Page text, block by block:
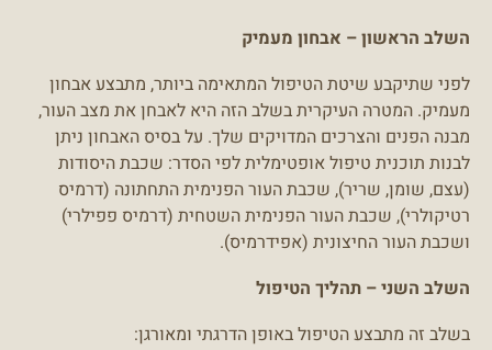
השלב הראשון – אבחון מעמיק
לפני שתיקבע שיטת הטיפול המתאימה ביותר, מתבצע אבחון
מעמיק. המטרה העיקרית בשלב הזה היא לאבחן את מצב העור,
מבנה הפנים והצרכים המדויקים שלך. על בסיס האבחון ניתן
לבנות תוכנית טיפול אופטימלית לפי הסדר: שכבת היסודות
(עצם, שומן, שריר), שכבת העור הפנימית התחתונה (דרמיס
רטיקולרי), שכבת העור הפנימית השטחית (דרמיס פפילרי)
ושכבת העור החיצונית (אפידרמיס).
השלב השני – תהליך הטיפול
בשלב זה מתבצע הטיפול באופן הדרגתי ומאורגן: